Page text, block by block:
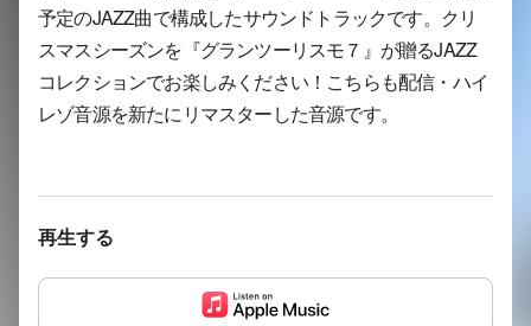
予定のJAZZ曲で構成したサウンドトラックです。クリ
スマスシーズンを『グランツーリスモ７』が贈るJAZZ
コレクションでお楽しみください！こちらも配信・ハイ
レゾ音源を新たにリマスターした音源です。
再生する